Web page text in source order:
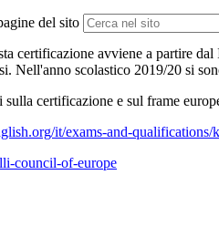
del sito
certificazione avviene a partire
Nell'anno scolastico 2019/20 si
certificazione e sul frame
it/exams-and-qualifications/
council-of-europe